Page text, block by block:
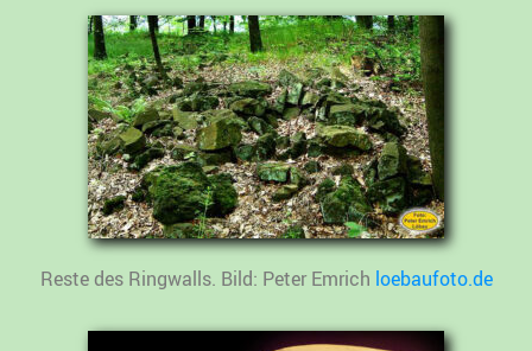
Reste des Ringwalls. Bild: Peter Emrich loebaufoto.de